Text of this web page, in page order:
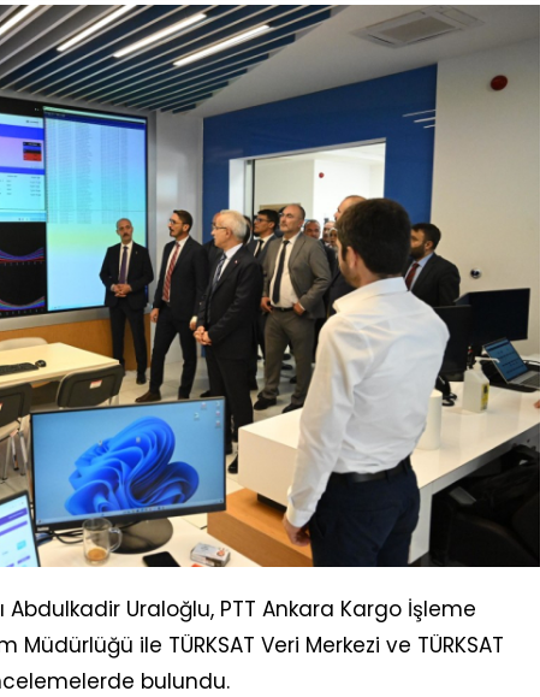
Abdulkadir Uraloğlu, PTT Ankara Kargo İşleme
Müdürlüğü ile TÜRKSAT Veri Merkezi ve TÜRKSAT
bulundu.